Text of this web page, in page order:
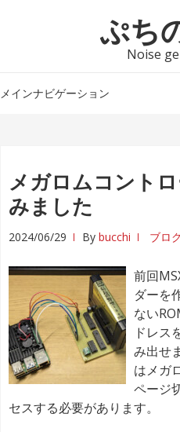
シ
キ
ッ
プ
ツ
プ
ぷち
Noise
メインナビゲーション
メガロムコント
みました
2024/06/29 By bucchi ブロ
前回
ダーを
ない
ドレス
み出せ
はメガ
ページ
セスする必要があります。